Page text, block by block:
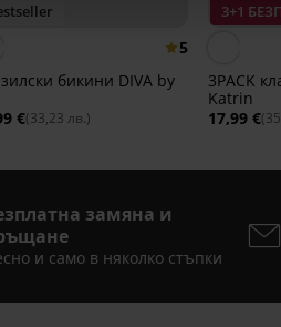
5
бикини DIVA by
€(33,23 лв.)
3+1
3PACK
Katrin
17,99 €
замяна и
и само в няколко стъпки